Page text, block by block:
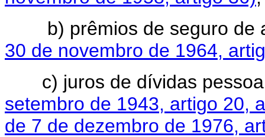
b) prêmios de seguro de
30 de novembro de 1964,
c) juros de dívidas
setembro de 1943, artigo 20,
de 7 de dezembro de 1976,